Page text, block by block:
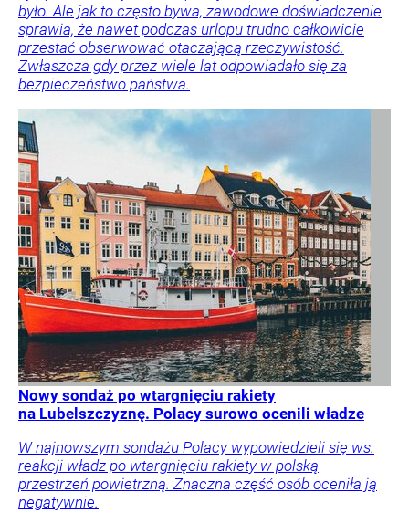
było. Ale jak to często bywa, zawodowe doświadczenie
sprawia, że nawet podczas urlopu trudno całkowicie
przestać obserwować otaczającą rzeczywistość.
Zwłaszcza gdy przez wiele lat odpowiadało się za
bezpieczeństwo państwa.
Nowy sondaż po wtargnięciu rakiety
na Lubelszczyznę. Polacy surowo ocenili władze
W najnowszym sondażu Polacy wypowiedzieli się ws.
reakcji władz po wtargnięciu rakiety w polską
przestrzeń powietrzną. Znaczna część osób oceniła ją
negatywnie.